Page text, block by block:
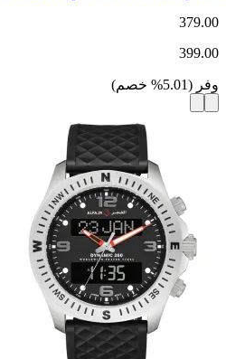
379.00
399.00
وفر (
5.01
% خصم)